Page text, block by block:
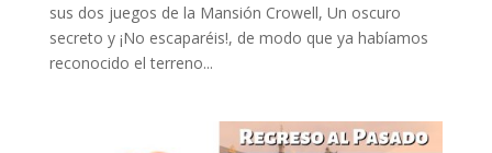
sus dos juegos de la Mansión Crowell, Un oscuro
secreto y ¡No escaparéis!, de modo que ya habíamos
reconocido el terreno...